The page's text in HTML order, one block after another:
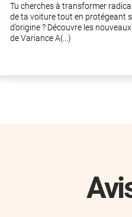
Tu cherches à transformer
de ta voiture tout en protégeant
d’origine ? Découvre les
de Variance A(...)